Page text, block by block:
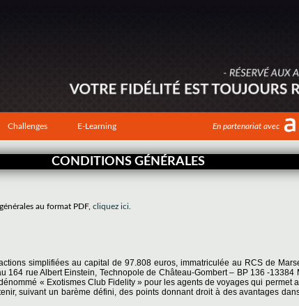
Challenges E-Learning En partenariat avec
CONDITIONS GÉNÉRALES
au format PDF, cliquez ici.
simplifiées au capital de 97.808 euros, immatriculée au RCS de
164 rue Albert Einstein, Technopole de Château-Gombert – BP 136 -13384
« Exotismes Club Fidelity » pour les agents de voyages qui permet
suivant un barème défini, des points donnant droit à des avantages